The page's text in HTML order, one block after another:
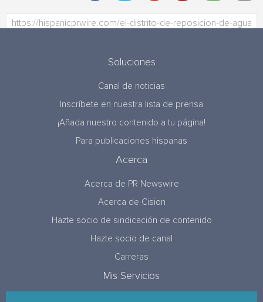
Soluciones
Canal de noticias
Inscríbete en nuestra lista de prensa
¡Añada nuestro contenido a tu página!
Para publicaciones hispanas
Acerca
Acerca de PR Newswire
Acerca de Cision
Hazte socio de sindicación de contenido
Hazte socio de canal
Carreras
Mis Servicios